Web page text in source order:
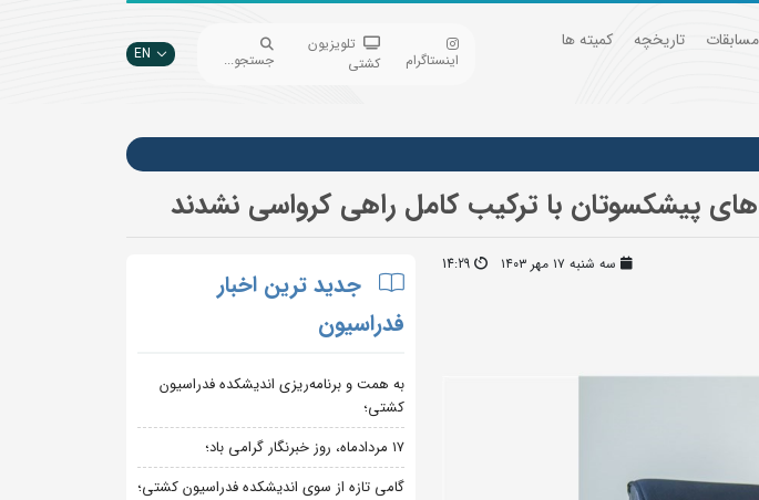
مسابقات تاریخچه
کمیته ها
اینستاگرام
تلویزیون
کشتی
جستجو... EN
های پیشکسوتان با ترکیب کامل راهی کرواسی نشدند
سه شنبه ۱۷ مهر ۱۴۰۳ 14:29
جدید ترین اخبار
فدراسیون
به همت و برنامه‌ریزی اندیشکده فدراسیون
کشتی؛
۱۷ مردادماه، روز خبرنگار گرامی باد؛
گامی تازه از سوی اندیشکده فدراسیون کشتی؛